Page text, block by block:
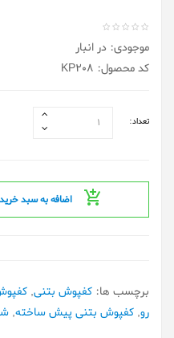
موجودی: در انبار
کد محصول: KP208
تعداد:
اضافه به سبد خرید
برچسب ها: کفپوش بتنی,
رو, کفپوش بتنی پیش ساخته,